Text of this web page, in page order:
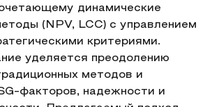
динамические
(NPV, LCC) с управлением
критериями.
уделяется преодолению
методов и
факторов, надежности и